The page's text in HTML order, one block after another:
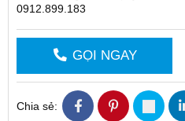
0912.899.183
GỌI NGAY
Chia sẻ: